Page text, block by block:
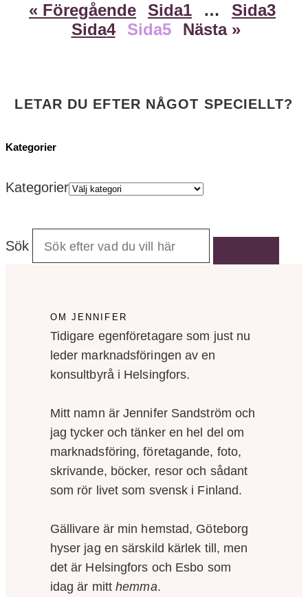
« Föregående Sida1 … Sida3
Sida4 Sida5 Nästa »
LETAR DU EFTER NÅGOT SPECIELLT?
Kategorier
Kategorier
Sök
OM JENNIFER
Tidigare egenföretagare som just nu
leder marknadsföringen av en
konsultbyrå i Helsingfors.
Mitt namn är Jennifer Sandström och
jag tycker och tänker en hel del om
marknadsföring, företagande, foto,
skrivande, böcker, resor och sådant
som rör livet som svensk i Finland.
Gällivare är min hemstad, Göteborg
hyser jag en särskild kärlek till, men
det är Helsingfors och Esbo som
idag är mitthemma.